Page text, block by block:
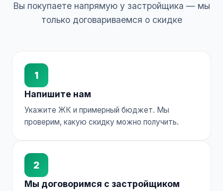
Вы покупаете напрямую у застройщика — мы
только договариваемся о скидке
1
Напишите нам
Укажите ЖК и примерный бюджет. Мы
проверим, какую скидку можно получить.
2
Мы договоримся с застройщиком